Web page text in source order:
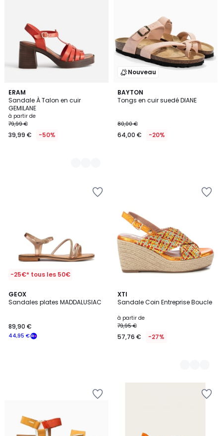
ERAM
Sandale À Talon en cuir
GEMILANE
à partir de
79,99 €
39,99 € -50%
2
Couleurs
Nouveau
BAYTON
Tongs en cuir suedé DIANE
80,00 €
64,00 € -20%
-25€* tous les 50€
GEOX
Sandales plates MADDALUSIAC
44,95 €
89,90 €
XTI
Sandale Coin Entreprise Boucle
à partir de
79,95 €
57,76 € -27%
3
Couleurs